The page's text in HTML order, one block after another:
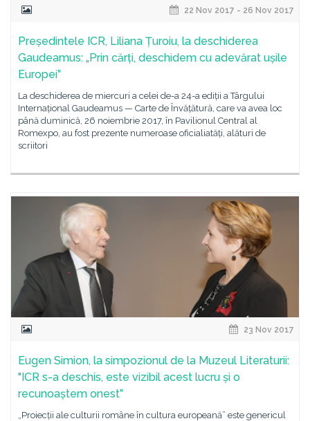
22 Nov 2017 - 26 Nov 2017
Președintele ICR, Liliana Țuroiu, la deschiderea
Gaudeamus: „Prin cărți, deschidem cu adevărat ușile
Europei”
La deschiderea de miercuri a celei de-a 24-a ediții a Târgului
Internațional Gaudeamus — Carte de Învățătură, care va avea loc
până duminică, 26 noiembrie 2017, în Pavilionul Central al
Romexpo, au fost prezente numeroase oficialiatăți, alături de
scriitori
23 Nov 2017
Eugen Simion, la simpozionul de la Muzeul Literaturii:
"ICR s-a deschis, este vizibil acest lucru și o
recunoaștem onest”
„Proiecții ale culturii române în cultura europeană” este genericul